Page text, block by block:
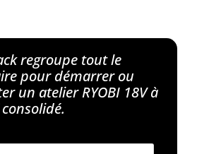
regroupe tout le
pour démarrer ou
un atelier RYOBI 18V à